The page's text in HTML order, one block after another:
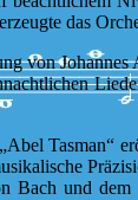
das
von
Tasman“
und